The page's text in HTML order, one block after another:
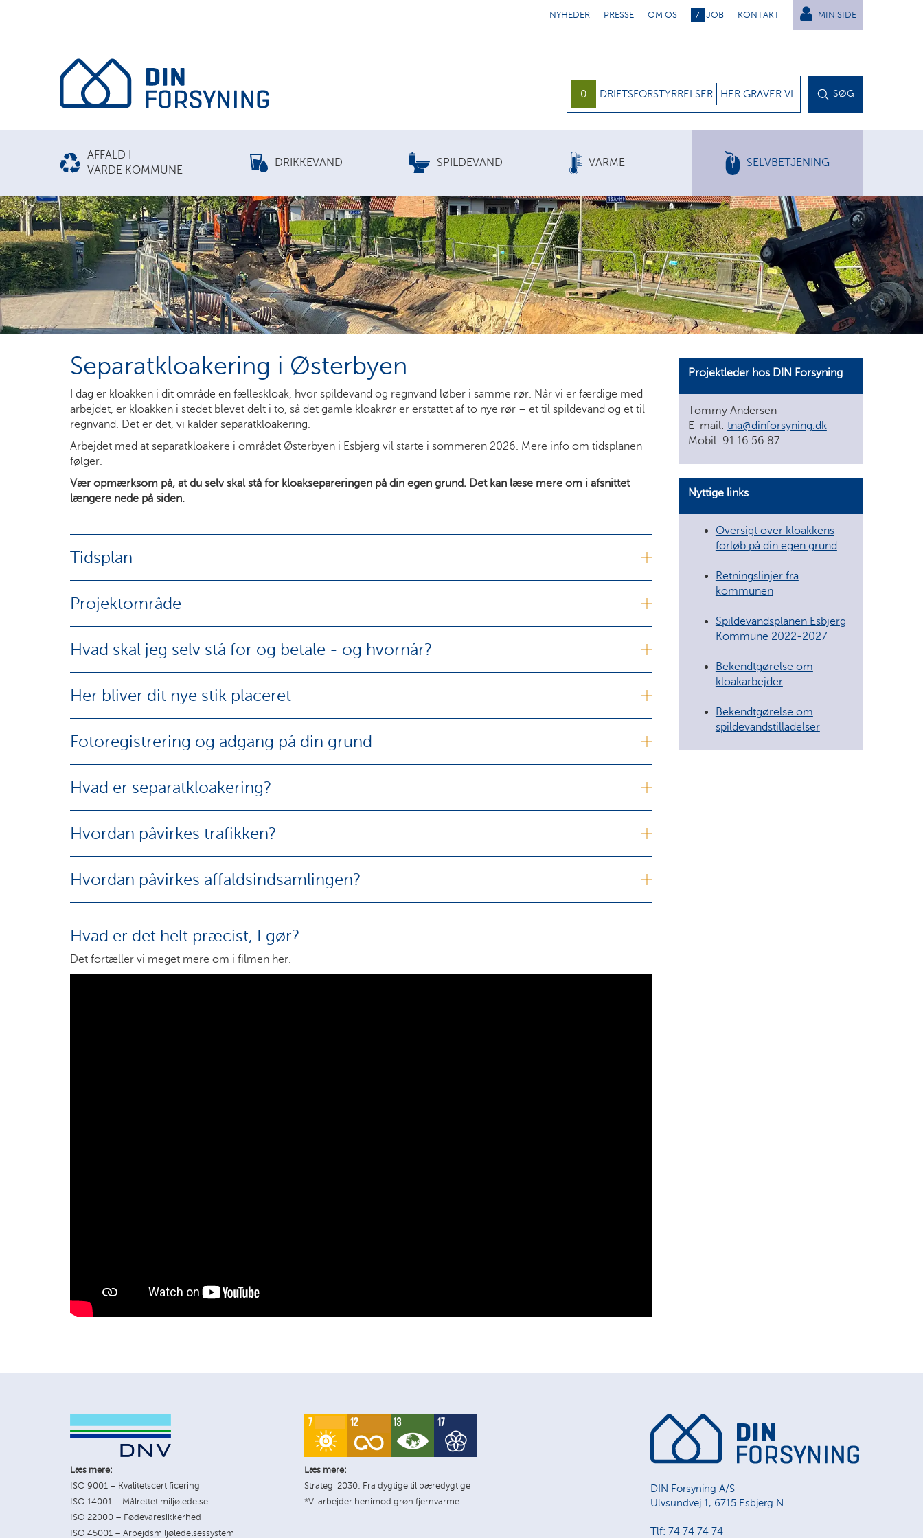
NYHEDER PRESSE OM OS 7 JOB KONTAKT MIN SIDE
0 DRIFTSFORSTYRRELSER HER GRAVER VI SØG
AFFALD I
VARDE KOMMUNE
DRIKKEVAND SPILDEVAND VARME SELVBETJENING
Separatkloakering i Østerbyen
I dag er kloakken i dit område en fælleskloak, hvor spildevand og regnvand løber i samme rør. Når vi er færdige med
arbejdet, er kloakken i stedet blevet delt i to, så det gamle kloakrør er erstattet af to nye rør – et til spildevand og et til
regnvand. Det er det, vi kalder separatkloakering.
Arbejdet med at separatkloakere i området Østerbyen i Esbjerg vil starte i sommeren 2026. Mere info om tidsplanen
følger.
Vær opmærksom på, at du selv skal stå for kloaksepareringen på din egen grund. Det kan læse mere om i afsnittet
længere nede på siden.
Tidsplan
Projektområde
Hvad skal jeg selv stå for og betale - og hvornår?
Her bliver dit nye stik placeret
Fotoregistrering og adgang på din grund
Hvad er separatkloakering?
Hvordan påvirkes trafikken?
Hvordan påvirkes affaldsindsamlingen?
Hvad er det helt præcist, I gør?
Det fortæller vi meget mere om i filmen her.
Projektleder hos DIN Forsyning
Tommy Andersen
E-mail: tna@dinforsyning.dk
Mobil: 91 16 56 87
Nyttige links
Oversigt over kloakkens
forløb på din egen grund
Retningslinjer fra
kommunen
Spildevandsplanen Esbjerg
Kommune 2022-2027
Bekendtgørelse om
kloakarbejder
Bekendtgørelse om
spildevandstilladelser
Læs mere:
ISO 9001 – Kvalitetscertificering
ISO 14001 – Målrettet miljøledelse
ISO 22000 – Fødevaresikkerhed
ISO 45001 – Arbejdsmiljøledelsessystem
Læs mere:
Strategi 2030: Fra dygtige til bæredygtige
*Vi arbejder henimod grøn fjernvarme
DIN Forsyning A/S
Ulvsundvej 1, 6715 Esbjerg N
Tlf: 74 74 74 74